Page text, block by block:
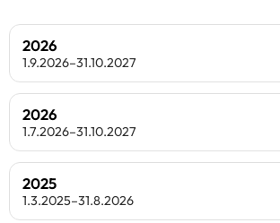
2026
1.9.2026–31.10.2027
2026
1.7.2026–31.10.2027
2025
1.3.2025–31.8.2026